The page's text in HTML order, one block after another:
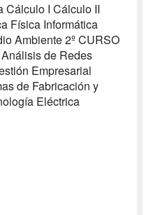
Cálculo I Cálculo II
Física Informática
Ambiente 2º CURSO
de Redes
Empresarial
de Fabricación y
Eléctrica